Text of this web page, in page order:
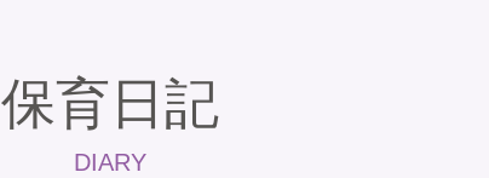
保育日記
DIARY